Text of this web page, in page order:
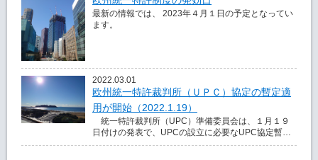
最新の情報では、 2023年４月１日の予定となってい
ます。
2022.03.01
欧州統一特許裁判所（ＵＰＣ）協定の暫定適
用が開始（2022.1.19）
統一特許裁判所（UPC）準備委員会は、１月１９
日付けの発表で、UPCの設立に必要なUPC協定暫…